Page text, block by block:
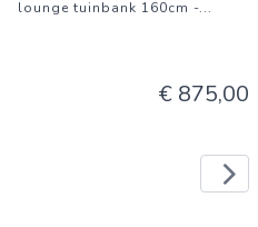
lounge tuinbank 160cm -...
€ 875,00